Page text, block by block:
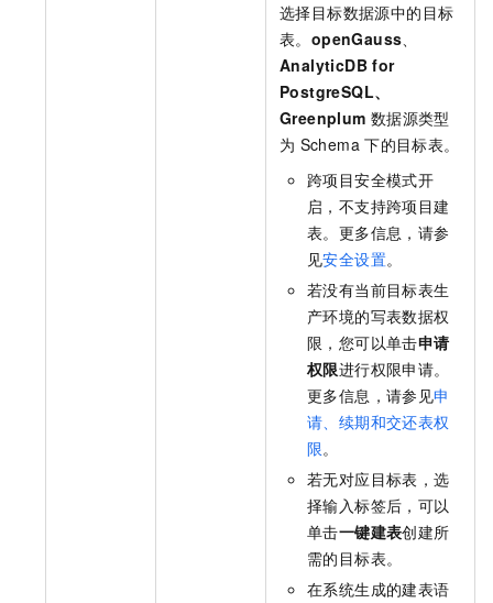
选择目标数据源中的目标
表。 openGauss、
AnalyticDB for
PostgreSQL、
Greenplum 数据源类型
为 Schema 下的目标表。
跨项目安全模式开
启，不支持跨项目建
表。更多信息，请参
见安全设置。
若没有当前目标表生
产环境的写表数据权
限，您可以单击申请
权限进行权限申请。
更多信息，请参见申
请、续期和交还表权
限。
若无对应目标表，选
择输入标签后，可以
单击一键建表创建所
需的目标表。
在系统生成的建表语